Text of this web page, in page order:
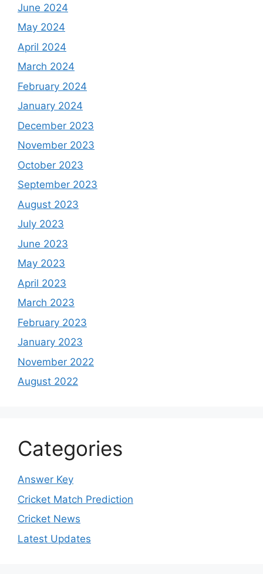
June 2024
May 2024
April 2024
March 2024
February 2024
January 2024
December 2023
November 2023
October 2023
September 2023
August 2023
July 2023
June 2023
May 2023
April 2023
March 2023
February 2023
January 2023
November 2022
August 2022
Categories
Answer Key
Cricket Match Prediction
Cricket News
Latest Updates